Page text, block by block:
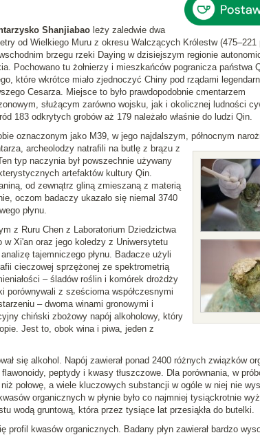
Shanjiabaoleży zaledwie dwa
od Wielkiego Muru z okresu Walczących Królestw (475–221
brzegu rzeki Daying w dzisiejszym regionie
Pochowano tu żołnierzy i mieszkańców pogranicza państwa
które wkrótce miało zjednoczyć Chiny pod rządami
Cesarza. Miejsce to było prawdopodobnie cmentarzem
służącym zarówno wojsku, jak i okolicznej ludności
183 odkrytych grobów aż 179 należało właśnie do ludzi Qin.
oznaczonym jako M39, w jego najdalszym, północnym
archeolodzy natrafili na butlę z brązu z
typ naczynia był powszechnie używany
artefaktów kultury Qin.
od zewnątrz gliną zmieszaną z materią
oczom badaczy ukazało się niemal 3740
płynu.
z Ruru Chen z Laboratorium Dziedzictwa
w Xi'an oraz jego koledzy z Uniwersytetu
tajemniczego płynu. Badacze użyli
cieczowej sprzężonej ze spektrometrią
– śladów roślin i komórek drożdży
porównywali z sześcioma współczesnymi
– dwoma winami gronowymi i
chiński zbożowy napój alkoholowy, który
Jest to, obok wina i piwa, jeden z
się alkohol. Napój zawierał ponad 2400 różnych związków
peptydy i kwasy tłuszczowe. Dla porównania, w
połowę, a wiele kluczowych substancji w ogóle w niej nie
organicznych w płynie było co najmniej tysiąckrotnie
wodą gruntową, która przez tysiące lat przesiąkła do butelki.
profil kwasów organicznych. Badany płyn zawierał bardzo